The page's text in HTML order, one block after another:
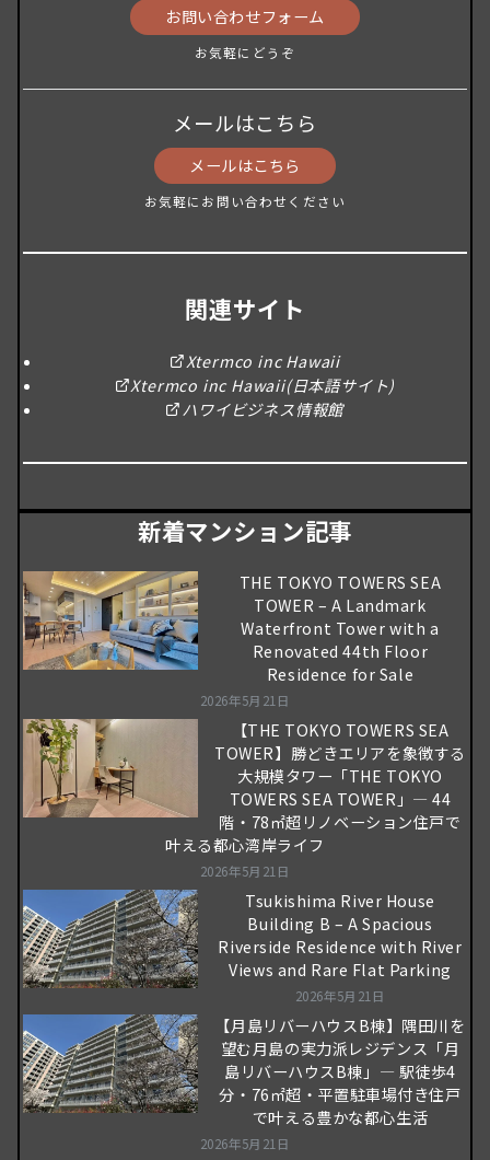
お問い合わせフォーム
お気軽にどうぞ
メールはこちら
メールはこちら
お気軽にお問い合わせください
関連サイト
Xtermco inc Hawaii
Xtermco inc Hawaii(日本語サイト)
ハワイビジネス情報館
新着マンション記事
THE TOKYO TOWERS SEA
TOWER – A Landmark
Waterfront Tower with a
Renovated 44th Floor
Residence for Sale
2026年5月21日
【THE TOKYO TOWERS SEA
TOWER】勝どきエリアを象徴する
大規模タワー「THE TOKYO
TOWERS SEA TOWER」― 44
階・78㎡超リノベーション住戸で
叶える都心湾岸ライフ
2026年5月21日
Tsukishima River House
Building B – A Spacious
Riverside Residence with River
Views and Rare Flat Parking
2026年5月21日
【月島リバーハウスB棟】隅田川を
望む月島の実力派レジデンス「月
島リバーハウスB棟」― 駅徒歩4
分・76㎡超・平置駐車場付き住戸
で叶える豊かな都心生活
2026年5月21日